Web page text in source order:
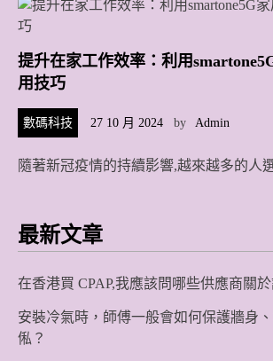
提升在家工作效率：利用
用技巧
數碼科技 27 10 月 2024 by Admin
隨著新冠疫情的持續影響,越來越多的
最新文章
在香港買 CPAP,我應該問哪些供應商關
安裝冷氣時，師傅一般會如何保護牆身
俬？